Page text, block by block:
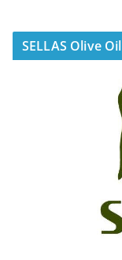
SELLAS Olive Oil